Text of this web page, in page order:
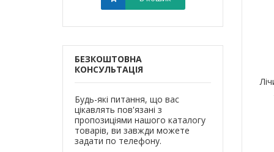
БЕЗКОШТОВНА
КОНСУЛЬТАЦІЯ
Будь-які питання, що вас
цікавлять пов'язані з
пропозиціями нашого каталогу
товарів, ви завжди можете
задати по телефону.